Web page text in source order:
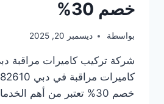
خصم 30%
بواسطة ديسمبر 20, 2025
شركة تركيب كاميرات مراقبة
كاميرات مراقبة في دبي 0582482610
خصم 30% تعتبر من أهم